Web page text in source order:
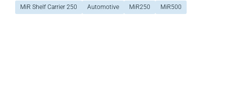
MiR Shelf Carrier 250 Automotive MiR250 MiR500